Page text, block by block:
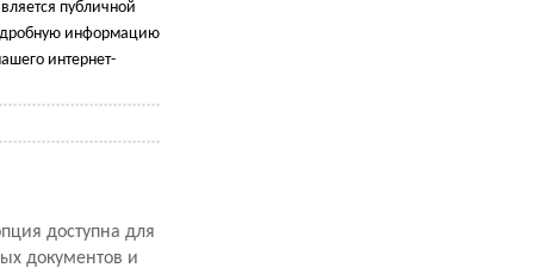
публичной
информацию
интернет-
доступна для
документов и